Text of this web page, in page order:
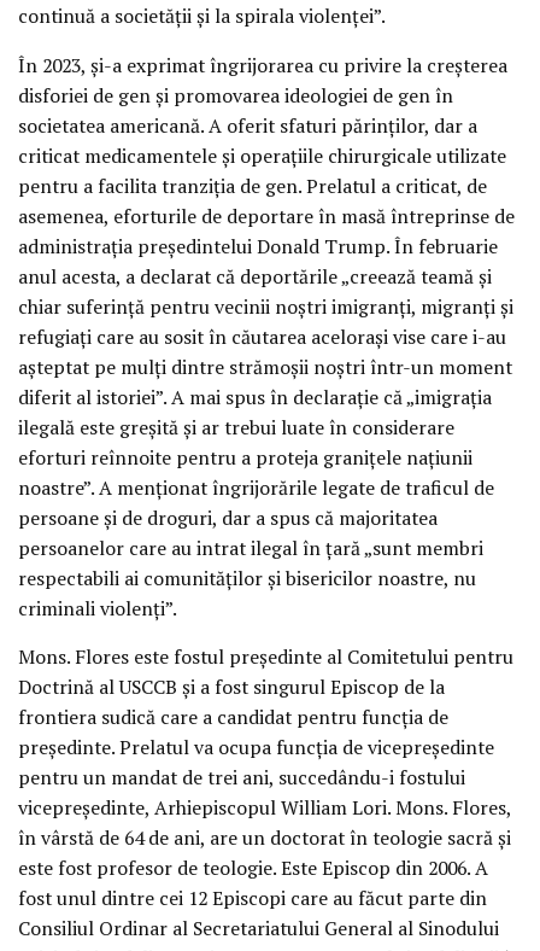
continuă a societății și la spirala violenței”.
În 2023, și-a exprimat îngrijorarea cu privire la creșterea
disforiei de gen și promovarea ideologiei de gen în
societatea americană. A oferit sfaturi părinților, dar a
criticat medicamentele și operațiile chirurgicale utilizate
pentru a facilita tranziția de gen. Prelatul a criticat, de
asemenea, eforturile de deportare în masă întreprinse de
administrația președintelui Donald Trump. În februarie
anul acesta, a declarat că deportările „creează teamă și
chiar suferință pentru vecinii noștri imigranți, migranți și
refugiați care au sosit în căutarea acelorași vise care i-au
așteptat pe mulți dintre strămoșii noștri într-un moment
diferit al istoriei”. A mai spus în declarație că „imigrația
ilegală este greșită și ar trebui luate în considerare
eforturi reînnoite pentru a proteja granițele națiunii
noastre”. A menționat îngrijorările legate de traficul de
persoane și de droguri, dar a spus că majoritatea
persoanelor care au intrat ilegal în țară „sunt membri
respectabili ai comunităților și bisericilor noastre, nu
criminali violenți”.
Mons. Flores este fostul președinte al Comitetului pentru
Doctrină al USCCB și a fost singurul Episcop de la
frontiera sudică care a candidat pentru funcția de
președinte. Prelatul va ocupa funcția de vicepreședinte
pentru un mandat de trei ani, succedându-i fostului
vicepreședinte, Arhiepiscopul William Lori. Mons. Flores,
în vârstă de 64 de ani, are un doctorat în teologie sacră și
este fost profesor de teologie. Este Episcop din 2006. A
fost unul dintre cei 12 Episcopi care au făcut parte din
Consiliul Ordinar al Secretariatului General al Sinodului